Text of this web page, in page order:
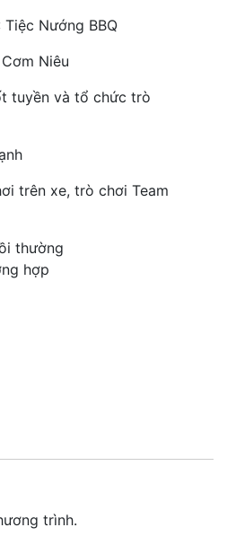
Nướng BBQ
Niêu
tuyền và tổ chức trò
trên xe, trò chơi Team
thường
hợp
trình.